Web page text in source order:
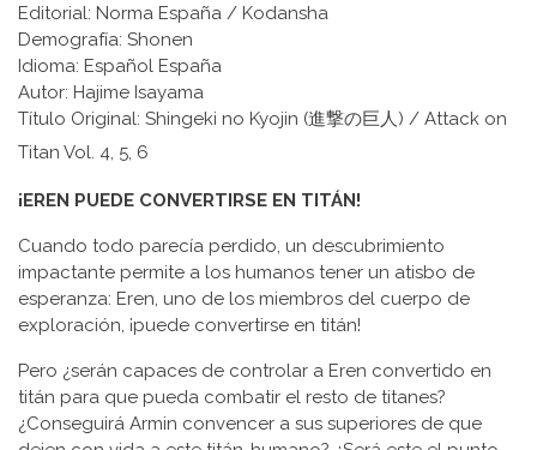
Editorial: Norma España / Kodansha
Demografía: Shonen
Idioma: Español España
Autor: Hajime Isayama
Título Original: Shingeki no Kyojin (進撃の巨人) / Attack on
Titan Vol. 4, 5, 6
¡EREN PUEDE CONVERTIRSE EN TITÁN!
Cuando todo parecía perdido, un descubrimiento
impactante permite a los humanos tener un atisbo de
esperanza: Eren, uno de los miembros del cuerpo de
exploración, ¡puede convertirse en titán!
Pero ¿serán capaces de controlar a Eren convertido en
titán para que pueda combatir el resto de titanes?
¿Conseguirá Armin convencer a sus superiores de que